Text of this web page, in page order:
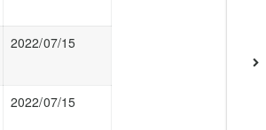
2022/07/15
2022/07/15